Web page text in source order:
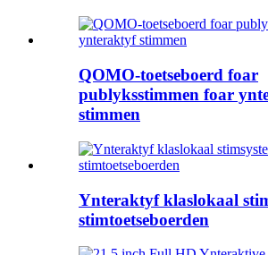
QOMO-toetseboerd foar
publyksstimmen foar
stimmen
Ynteraktyf klaslokaal
stimtoetseboerden